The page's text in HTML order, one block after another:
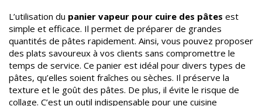
L’utilisation du panier vapeur pour cuire des pâtes est
simple et efficace. Il permet de préparer de grandes
quantités de pâtes rapidement. Ainsi, vous pouvez proposer
des plats savoureux à vos clients sans compromettre le
temps de service. Ce panier est idéal pour divers types de
pâtes, qu’elles soient fraîches ou sèches. Il préserve la
texture et le goût des pâtes. De plus, il évite le risque de
collage. C’est un outil indispensable pour une cuisine